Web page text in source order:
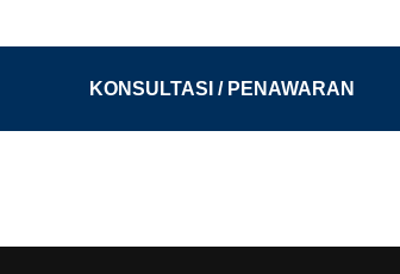
KONSULTASI / PENAWARAN